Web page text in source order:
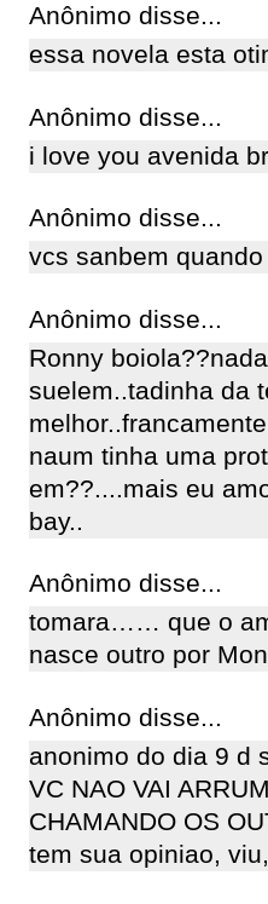
Anônimo disse...
essa novela esta
Anônimo disse...
i love you avenida
Anônimo disse...
vcs sanbem
Anônimo disse...
Ronny
suelem..tadinha da
naum tinha uma
em??....mais eu
bay..
Anônimo disse...
tomara…… que o
nasce outro por
Anônimo disse...
anonimo do dia 9 d
VC NAO VAI
CHAMANDO OS
tem sua opiniao,